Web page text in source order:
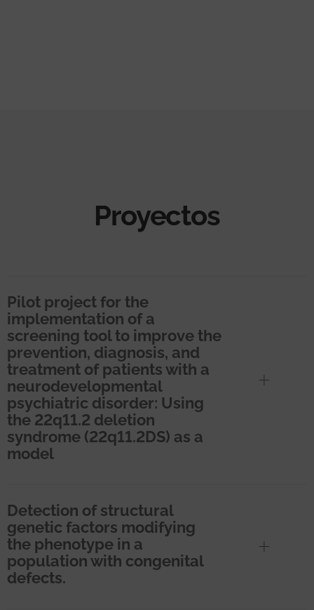
Proyectos
Pilot project for the
implementation of a
screening tool to improve the
prevention, diagnosis, and
treatment of patients with a
neurodevelopmental
psychiatric disorder: Using
the 22q11.2 deletion
syndrome (22q11.2DS) as a
model
Detection of structural
genetic factors modifying
the phenotype in a
population with congenital
defects.